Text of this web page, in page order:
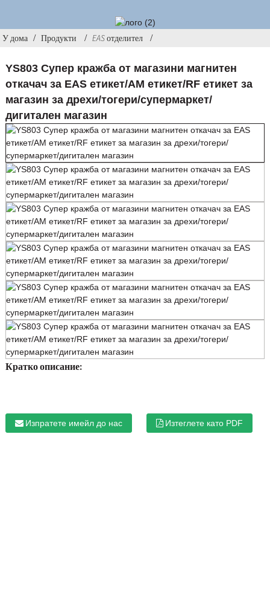
У дома Продукти EAS отделител
YS803 Супер кражба от магазини магнитен
откачач за EAS етикет/AM етикет/RF етикет за
магазин за дрехи/тогери/супермаркет/
дигитален магазин
Кратко описание:
Изпратете имейл до нас Изтеглете като PDF